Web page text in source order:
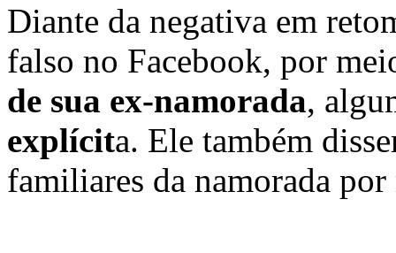
Diante da negativa em
falso no Facebook, por
de sua ex-namorada,
explícita. Ele também
familiares da namorada